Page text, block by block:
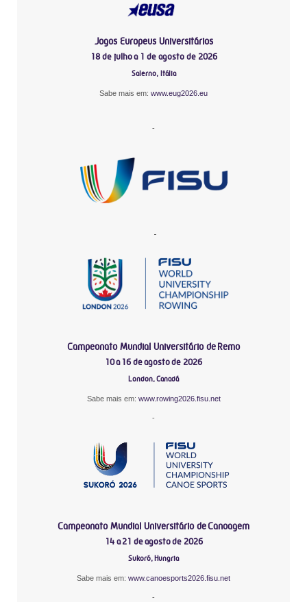
Jogos Europeus Universitários
18 de julho a 1 de agosto de 2026
Salerno, Itália
Sabe mais em: www.eug2026.eu
-
-
Campeonato Mundial Universitário de Remo
10 a 16 de agosto de 2026
London, Canadá
Sabe mais em: www.rowing2026.fisu.net
-
Campeonato Mundial Universitário de Canoagem
14 a 21 de agosto de 2026
Sukoró, Hungria
Sabe mais em: www.canoesports2026.fisu.net
-